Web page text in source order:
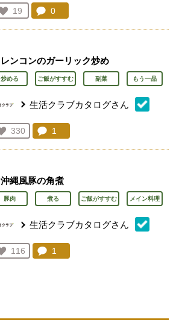
お気に入り登録：
19
人が登録
コメント：
0
レンコンのガーリック炒め
炒める ご飯がすすむ 副菜 もう一品
生活クラブカタログさん
お気に入り登録：
330
人が登録
コメント：
1
沖縄風豚の角煮
豚肉 煮る ご飯がすすむ メイン料理
生活クラブカタログさん
お気に入り登録：
116
人が登録
コメント：
1